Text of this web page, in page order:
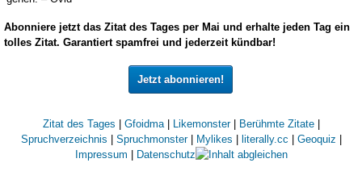
Abonniere jetzt das Zitat des Tages per Mai und erhalte jeden Tag ein
tolles Zitat. Garantiert spamfrei und jederzeit kündbar!
Jetzt abonnieren!
Zitat des Tages | Gfoidma| Likemonster| Berühmte Zitate|
Spruchverzeichnis | Spruchmonster| Mylikes | literally.cc | Geoquiz |
Impressum | Datenschutz